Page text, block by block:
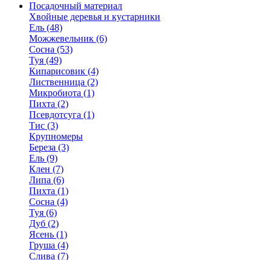
Посадочный материал
Хвойные деревья и кустарники
Ель (48)
Можжевельник (6)
Сосна (53)
Туя (49)
Кипарисовик (4)
Лиственница (2)
Микробиота (1)
Пихта (2)
Псевдотсуга (1)
Тис (3)
Крупномеры
Береза (3)
Ель (9)
Клен (7)
Липа (6)
Пихта (1)
Сосна (4)
Туя (6)
Дуб (2)
Ясень (1)
Груша (4)
Слива (7)